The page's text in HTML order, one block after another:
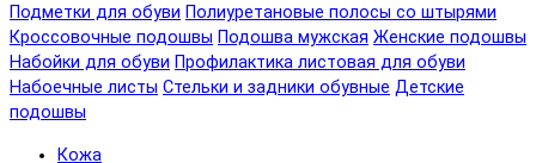
Подметки для обуви Полиуретановые полосы со штырями
Кроссовочные подошвы Подошва мужская Женские подошвы
Набойки для обуви Профилактика листовая для обуви
Набоечные листы Стельки и задники обувные Детские
подошвы
Кожа